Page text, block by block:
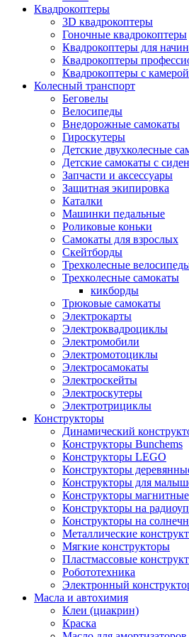
Квадрокоптеры
3D квадрокоптеры
Гоночные квадрокоптеры
Квадрокоптеры для
Квадрокоптеры
Квадрокоптеры с камерой
Колесный транспорт
Беговелы
Велосипеды
Внедорожные самокаты
Гироскутеры
Детские двухколесные
Детские самокаты с
Запчасти и аксессуары
Защитная экипировка
Каталки
Машинки педальные
Роликовые коньки
Самокаты для взрослых
Скейтборды
Трехколесные
Трехколесные самокаты
кикборды
Трюковые самокаты
Электрокарты
Электроквадроциклы
Электромобили
Электромотоциклы
Электросамокаты
Электроскейты
Электроскутеры
Электротрициклы
Конструкторы
Динамический
Конструкторы Bunchems
Конструкторы LEGO
Конструкторы
Конструкторы для
Конструкторы магнитные
Конструкторы на
Конструкторы на
Металлические
Мягкие конструкторы
Пластмассовые
Робототехника
Электронный
Масла и автохимия
Клеи (циакрин)
Краска